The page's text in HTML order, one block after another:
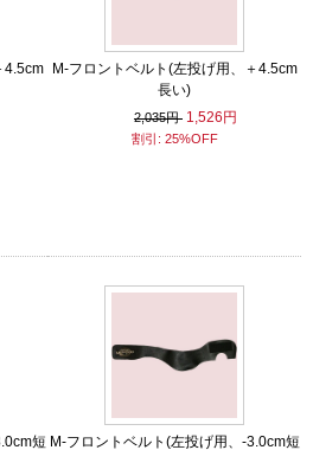
4.5cm
M-フロントベルト(左投げ用、＋4.5cm
長い)
2,035円 1,526円
割引: 25%OFF
短 M-フロントベルト(左投げ用、-3.0cm短